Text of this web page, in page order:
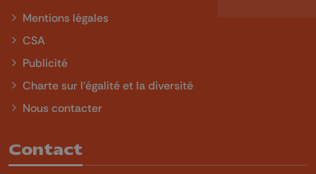
Mentions légales
CSA
Publicité
Charte sur l'égalité et la diversité
Nous contacter
Contact